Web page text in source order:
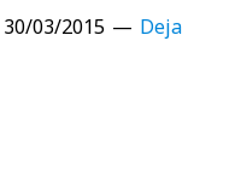
30/03/2015
Deja